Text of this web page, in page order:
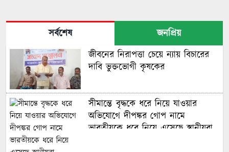
সর্বশেষ
জনপ্রিয়
জীবনের নিরাপত্তা চেয়ে ন্যায় বিচারের
দাবি ভুক্তভোগী কৃষকের
সীমান্তে বৃদ্ধকে ধরে নিয়ে যাওয়ার
অভিযোগে দীপঙ্কর গোপ নামে
ভারতীয়কে ধরে নিয়ে এসেছে স্থানীয়রা